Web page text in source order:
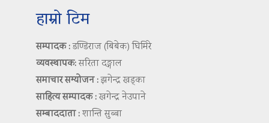
हाम्रो टिम
सम्पादक :डण्डिराज (बिबेक) घिमिरे
व्यवस्थापक:सरिता दङ्गाल
समाचार सम्योजन :झगेन्द्र खड्का
साहित्य सम्पादक :खगेन्द्र नेउपाने
सम्बाददाता :शान्ति सुब्बा